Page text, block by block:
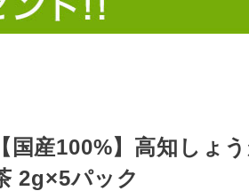
国産100%】高知しょ
2g×5パック